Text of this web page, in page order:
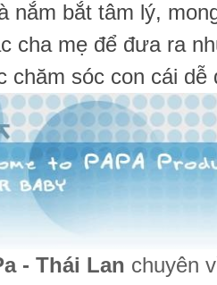
nắm bắt tâm lý,
cha mẹ để đưa ra
chăm sóc con cái
- Thái Lan chuyên